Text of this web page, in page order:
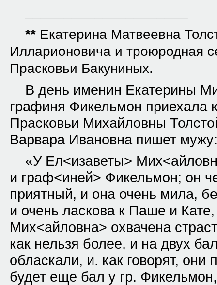
** Екатерина Матвеевна
Илларионовича и троюродная
Прасковьи Бакуниных.
В день именин Екатерины
графиня Фикельмон приехала
Прасковьи Михайловны
Варвара Ивановна пишет мужу:
«У Ел<изаветы>
и граф<иней> Фикельмон; он
приятный, и она очень мила,
и очень ласкова к Паше и
Мих<айловна> охвачена
как нельзя более, и на двух
обласкали, и. как говорят,
будет еще бал у гр.